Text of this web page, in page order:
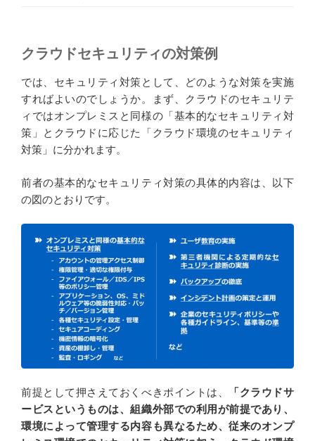
クラウドセキュリティの対策例
では、セキュリティ対策として、どのような対策を実施
すればよいのでしょうか。まず、クラウドのセキュリテ
ィではオンプレミスと同様の「基本的なセキュリティ対
策」とクラウドに応じた「クラウド環境のセキュリティ
対策」に分かれます。
前者の基本的なセキュリティ対策の具体的内容は、以下
の図のとおりです。
前提として押さえておくべきポイントは、
「クラウドサ
ービスというものは、組織外部での利用が前提であり、
環境によって管理する内容も異なるため、従来のオンプ